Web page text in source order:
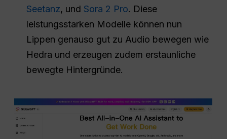
Seetanz, und Sora 2 Pro. Diese
leistungsstarken Modelle können nun
Lippen genauso gut zu Audio bewegen wie
Hedra und erzeugen zudem erstaunliche
bewegte Hintergründe.